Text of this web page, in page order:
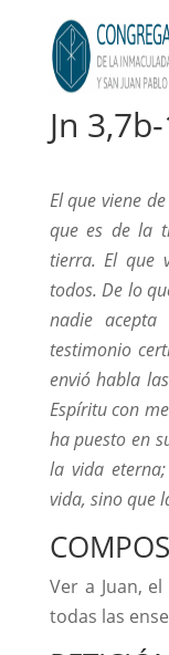
Jn
El que viene
que es de la
tierra. El que
todos. De lo
nadie
testimonio
envió habla
Espíritu con
ha puesto en
la vida
vida, sino que
Ver a Juan,
todas las